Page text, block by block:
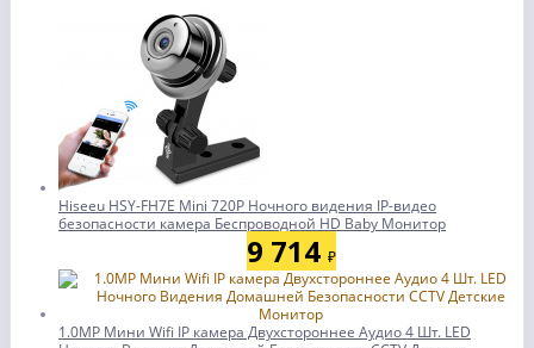
Hiseeu HSY-FH7E Mini 720P Ночного видения IP-видео
безопасности камера Беспроводной HD Baby Монитор
9 714 ₽
1.0MP Мини Wifi IP камера Двухстороннее Аудио 4 Шт. LED